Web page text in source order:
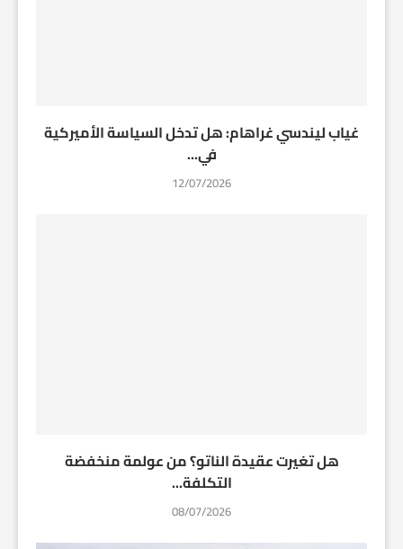
غياب ليندسي غراهام: هل تدخل السياسة الأميركية
في...
12/07/2026
هل تغيرت عقيدة الناتو؟ من عولمة منخفضة
التكلفة...
08/07/2026